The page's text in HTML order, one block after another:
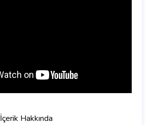
İçerik Hakkında